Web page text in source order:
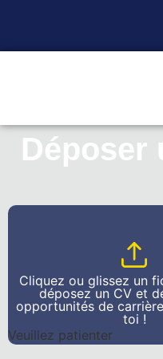
Déposer
Cliquez ou glissez un
déposez un CV et
opportunités de
toi !
Veuillez patienter